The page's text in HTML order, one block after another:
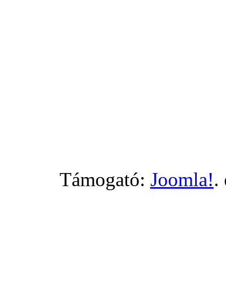
Támogató: Joomla!.